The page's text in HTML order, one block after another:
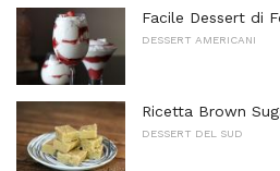
Facile Dessert di
DESSERT AMERICANI
Ricetta Brown
DESSERT DEL SUD